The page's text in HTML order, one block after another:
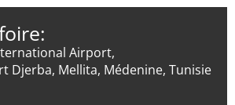
Airport,
Djerba, Mellita, Médenine, Tunisie